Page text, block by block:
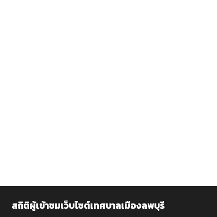
สถิติผู้เข้าชมเว็บไซต์เทศบาลเมืองลพบุรี